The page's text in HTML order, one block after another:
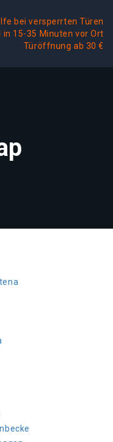
bei versperrten Türen
in 15-35 Minuten vor Ort
Türöffnung ab 30 €